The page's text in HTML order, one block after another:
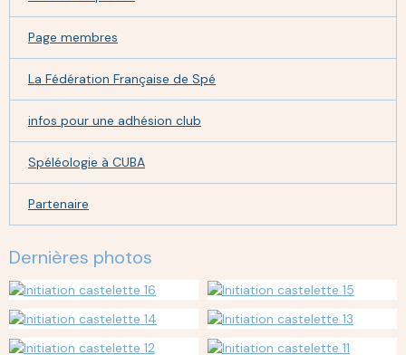
Page membres
La Fédération Française de Spé
infos pour une adhésion club
Spéléologie à CUBA
Partenaire
Dernières photos